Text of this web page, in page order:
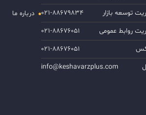
توسعه بازار
۰۲۱-۸۸۶۷۹۸۳۴
روابط عمومی
۰۲۱-۸۸۶۷۶۰۵۱
۰۲۱-۸۸۶۷۶۰۵۱
info@keshavarzplus.com
درباره ما